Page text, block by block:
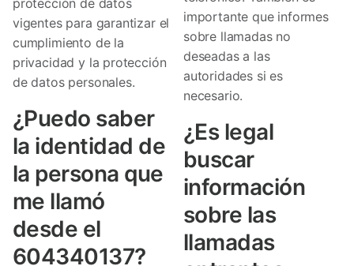
vigentes para garantizar el
cumplimiento de la
privacidad y la protección
de datos personales.
¿Puedo saber
la identidad de
la persona que
me llamó
desde el
604340137?
importante que informes
sobre llamadas no
deseadas a las
autoridades si es
necesario.
¿Es legal
buscar
información
sobre las
llamadas